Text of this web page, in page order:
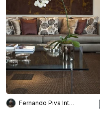
Fernando Piva Interiores